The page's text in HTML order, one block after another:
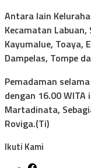
Antara lain
Kecamatan Labuan,
Kayumalue, Toaya,
Dampelas, Tompe
Pemadaman
dengan 16.00 WITA
Martadinata,
Roviga.(Ti)
Ikuti Kami